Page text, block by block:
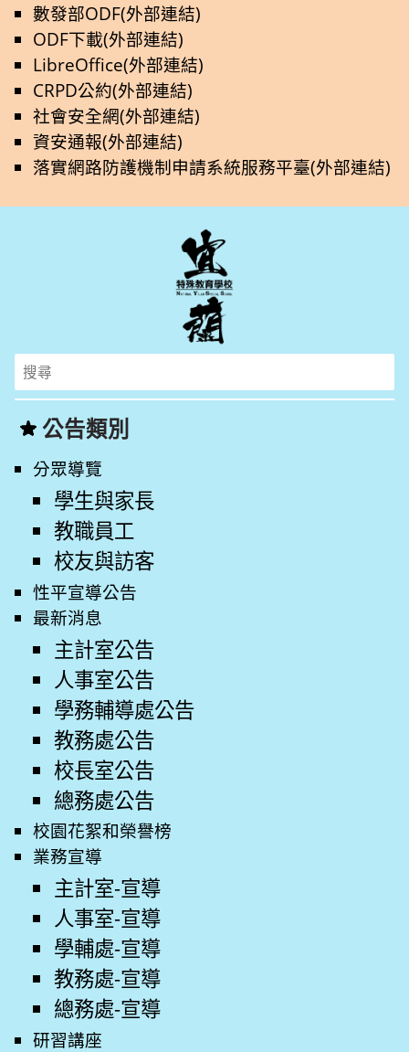
數發部ODF(外部連結)
ODF下載(外部連結)
LibreOffice(外部連結)
CRPD公約(外部連結)
社會安全網(外部連結)
資安通報(外部連結)
落實網路防護機制申請系統服務平臺(外部連結)
Search
for:
公告類別
分眾導覽
學生與家長
教職員工
校友與訪客
性平宣導公告
最新消息
主計室公告
人事室公告
學務輔導處公告
教務處公告
校長室公告
總務處公告
校園花絮和榮譽榜
業務宣導
主計室-宣導
人事室-宣導
學輔處-宣導
教務處-宣導
總務處-宣導
研習講座